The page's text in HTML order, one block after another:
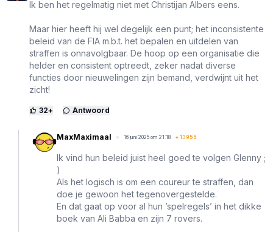
Ik ben het regelmatig niet met Christijan Albers eens.
Maar hier heeft hij wel degelijk een punt; het inconsistente
beleid van de FIA m.b.t. het bepalen en uitdelen van
straffen is onnavolgbaar. De hoop op een organisatie die
helder en consistent optreedt, zeker nadat diverse
functies door nieuwelingen zijn bemand, verdwijnt uit het
zicht!
32+ Antwoord
MaxMaximaal 16 juni 2025 om 21:18 + 13955
Ik vind hun beleid juist heel goed te volgen Glenny ;
)
Als het logisch is om een coureur te straffen, dan
doe je gewoon het tegenovergestelde.
En dat gaat op voor al hun ’spelregels’ in het dikke
boek van Ali Babba en zijn 7 rovers.